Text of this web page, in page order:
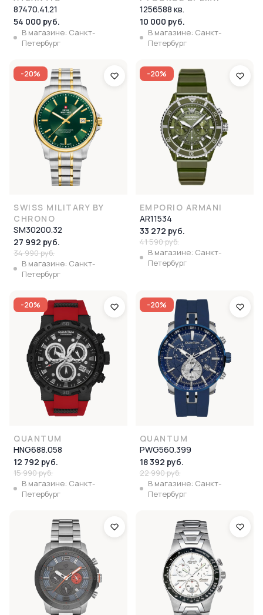
87470.41.21
54 000 руб.
В магазине: Санкт-
Петербург
1256588 кв.
10 000 руб.
В магазине: Санкт-
Петербург
-20%
SWISS MILITARY BY
CHRONO
SM30200.32
27 992 руб.
34 990 руб.
В магазине: Санкт-
Петербург
-20%
EMPORIO ARMANI
AR11534
33 272 руб.
41 590 руб.
В магазине: Санкт-
Петербург
-20%
QUANTUM
HNG688.058
12 792 руб.
15 990 руб.
В магазине: Санкт-
Петербург
-20%
QUANTUM
PWG560.399
18 392 руб.
22 990 руб.
В магазине: Санкт-
Петербург